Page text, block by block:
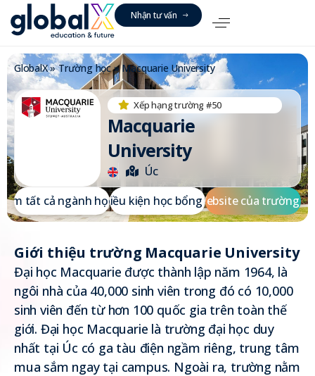
Nhận tưvấn
GlobalX»Trường học»Macquarie University
Xếp hạng trường #50
Macquarie
University
Úc
em tất cả ngành học
Điều kiện học bổng
Website của trường
Giới thiệu trường Macquarie University
Đại học Macquarie được thành lập năm 1964, là
ngôi nhà của 40,000 sinh viên trong đó có 10,000
sinh viên đến từ hơn 100 quốc gia trên toàn thế
giới. Đại học Macquarie là trường đại học duy
nhất tại Úc có ga tàu điện ngầm riêng, trung tâm
mua sắm ngay tại campus. Ngoài ra, trường nằm